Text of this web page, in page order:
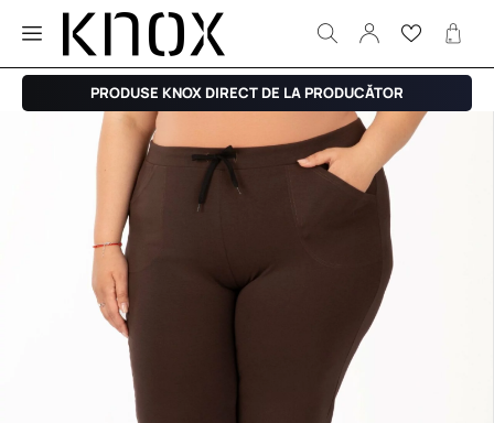
PRODUSE KNOX DIRECT DE LA PRODUCĂTOR